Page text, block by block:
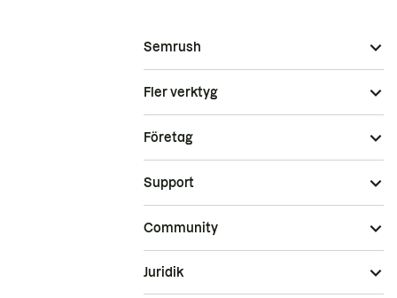
Semrush
Fler verktyg
Företag
Support
Community
Juridik